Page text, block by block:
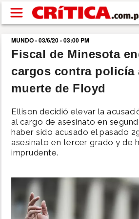
Pasar al contenido principal
buscar
SUCESOS
POLÍTICA
SHOW
DEPORTES
MUNDO
MUNDO - 03/6/20 - 03:00 PM
Fiscal de Minesota
cargos contra policía
muerte de Floyd
Ellison decidió elevar la
al cargo de asesinato en
haber sido acusado el pasado
asesinato en tercer grado y de
imprudente.